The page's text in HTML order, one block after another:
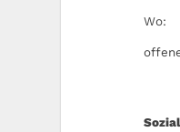
Wo: